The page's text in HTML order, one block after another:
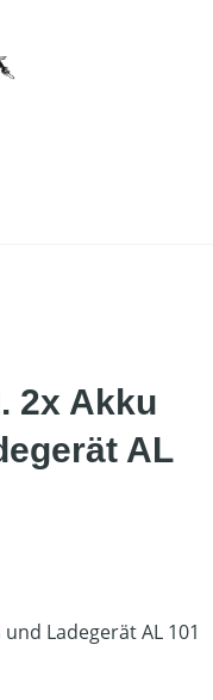
2x Akku
AL